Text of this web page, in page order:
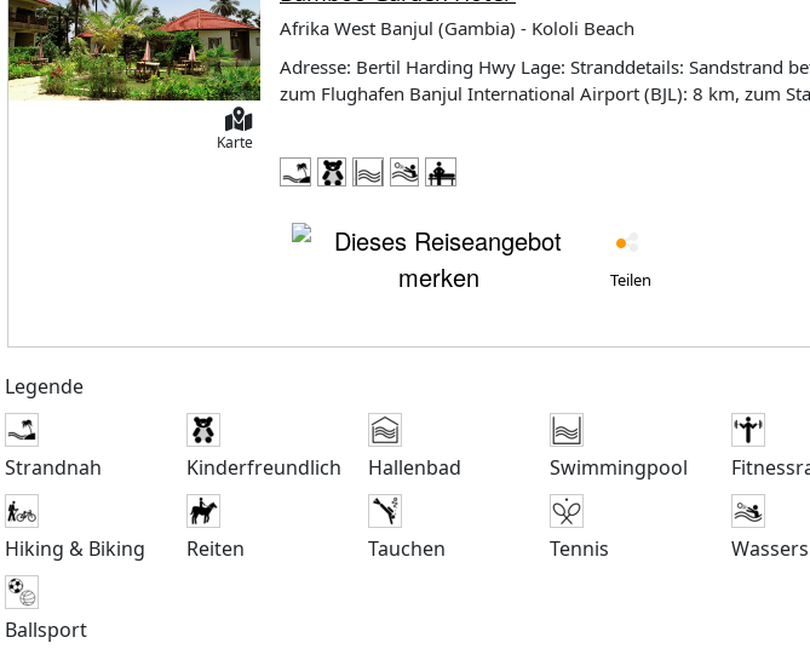
Karte
Afrika West Banjul (Gambia) - Kololi Beach
Adresse: Bertil Harding Hwy Lage: Stranddetails: Sandstrand befindet sich 200 m entferntEntfernung (ca.):
zum Flughafen Banjul International Airport (BJL): 8 km, zum
Zimmer/Wohneinheiten insgesamt: 58Empfangsbereich,
KücheAnzahl Bars: 2PoolbarHotelbarBank/Wechselstube,
Swimmingpool (gegen Gebühr)Sonnenschirme (nach
Gebühr)Badetücher: am Swimmingpool (inklusive)Parkplätze
inklusiveKreditkarten: VISA, Mastercard Landeskategorie: 3 Sterne Kinder: Spielplatz:
Minikühlschrank, Sat.-TV, Sitzecke, TelefonBalkon oder
Gebühr)Klimaanlage (gegen Gebühr), individuell
Schlafzimmer) Gartenseite (P1G): Dusche/WCBalkon oder TerrasseWLAN (inklusive)Safe (inklusive)Minibar
(inklusive)Klimaanlage (inklusive)Heizungmin. Belegung
(Erwachsene + Kinder): 3+1 Suite zur Alleinbenutzung Gartenseite (PBG): Dusche/
TerrasseWLAN (inklusive)Safe (inklusive)Minibar
Teilen
Legende
Strandnah Kinderfreundlich Hallenbad Swimmingpool
Hiking & Biking Reiten Tauchen Tennis
Ballsport